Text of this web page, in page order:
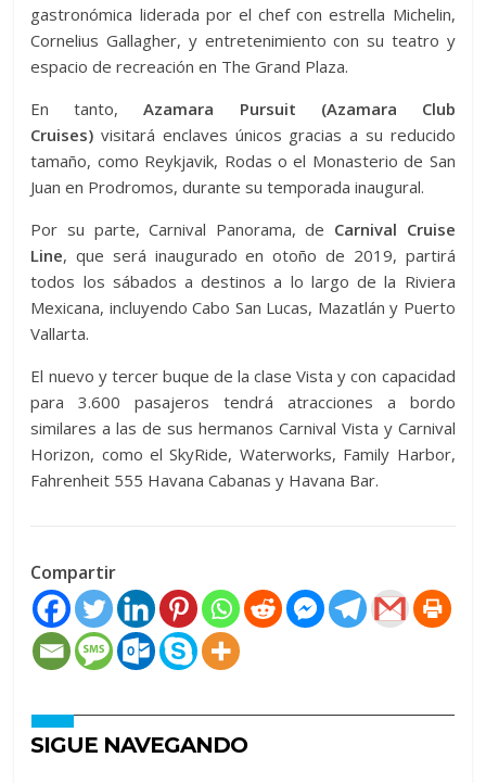
gastronómica liderada por el chef con estrella Michelin,
Cornelius Gallagher, y entretenimiento con su teatro y
espacio de recreación en The Grand Plaza.
En tanto,Azamara Pursuit (Azamara Club
Cruises) visitará enclaves únicos gracias a su reducido
tamaño, como Reykjavik, Rodas o el Monasterio de San
Juan en Prodromos, durante su temporada inaugural.
Por su parte, Carnival Panorama, de Carnival Cruise
Line, que será inaugurado en otoño de 2019, partirá
todos los sábados a destinos a lo largo de la Riviera
Mexicana, incluyendo Cabo San Lucas, Mazatlán y Puerto
Vallarta.
El nuevo y tercer buque de la clase Vista y con capacidad
para 3.600 pasajeros tendrá atracciones a bordo
similares a las de sus hermanos Carnival Vista y Carnival
Horizon, como el SkyRide, Waterworks, Family Harbor,
Fahrenheit 555 Havana Cabanas y Havana Bar.
Compartir
SIGUE NAVEGANDO